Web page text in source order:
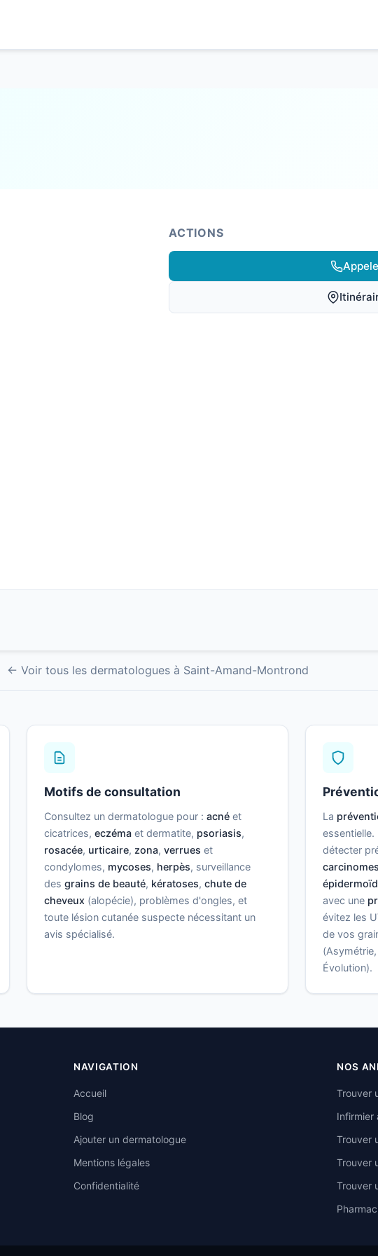
ACTIONS
← Voir tous les dermatologues à Saint-Amand-Montrond
Motifs de consultation
Consultez un dermatologue pour :acné et
cicatrices,eczéma et dermatite, psoriasis,
rosacée, urticaire, zona,verrues et
condylomes, mycoses, herpès, surveillance
desgrains de beauté, kératoses,chute de
cheveux (alopécie), problèmes d'ongles, et
toute lésion cutanée suspecte nécessitant un
avis spécialisé.
La
essentielle.
détecter
avec une
évitez les
de vos
Évolution).
NAVIGATION
Accueil
Blog
Ajouter un dermatologue
Mentions légales
Confidentialité
NOS
Trouver
Infirmier
Trouver
Trouver
Trouver